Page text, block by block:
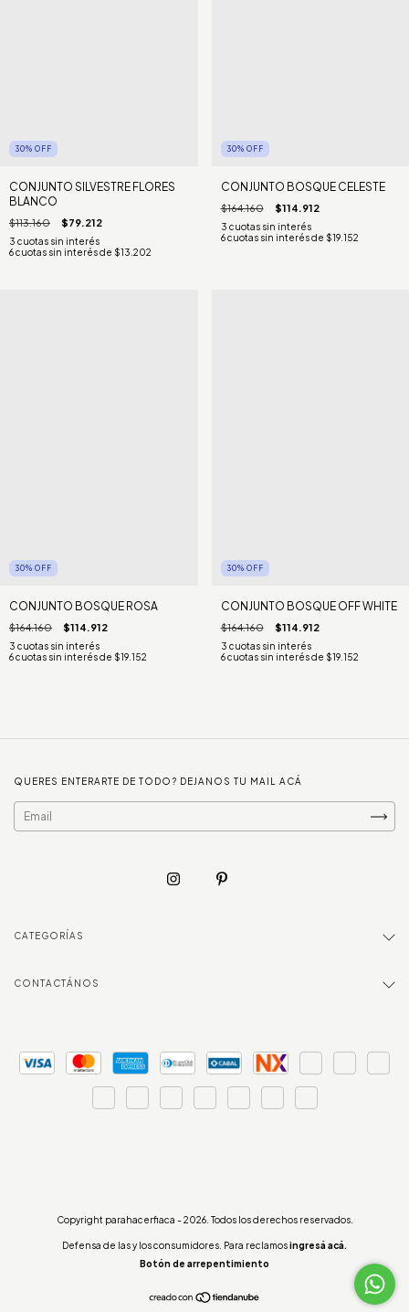
30% OFF
CONJUNTO SILVESTRE FLORES
BLANCO
$113.160 $79.212
6cuotas sin interés de $13.202
30% OFF
CONJUNTO BOSQUE CELESTE
$164.160 $114.912
6 cuotas sin interés de $19.152
30% OFF
CONJUNTO BOSQUE ROSA
$164.160 $114.912
6cuotas sin interés de $19.152
30% OFF
CONJUNTO BOSQUE OFF WHITE
$164.160 $114.912
6 cuotas sin interés de $19.152
QUERES ENTERARTE DE TODO? DEJANOS TU MAIL ACÁ
CATEGORÍAS
CONTACTÁNOS
Copyright parahacerfiaca - 2026. Todos los derechos reservados.
Defensa de las y los consumidores. Para reclamosingresá acá.
Botón de arrepentimiento